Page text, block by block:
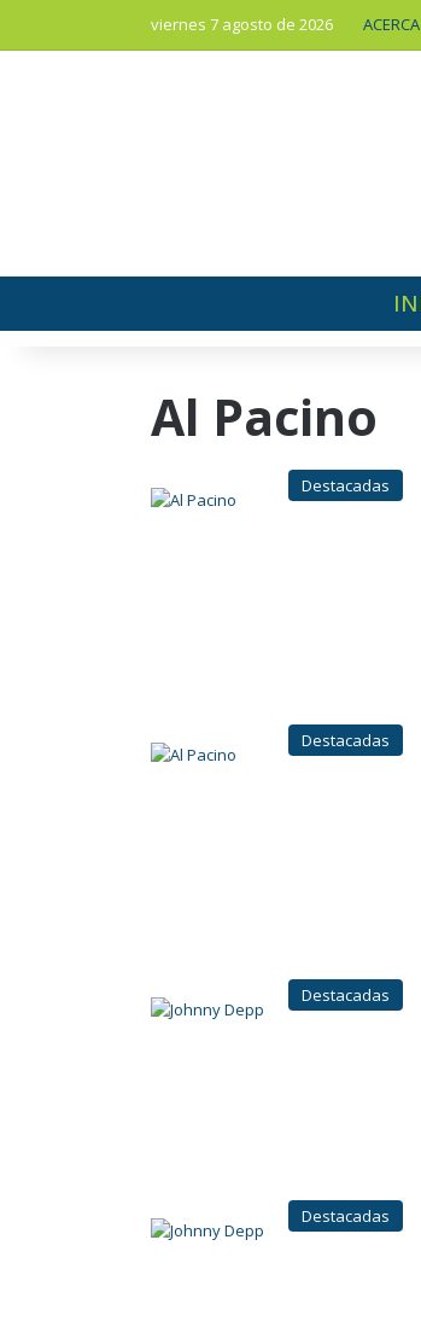
viernes 7 agosto de 2026
Al Pacino
Destacadas
Destacadas
Destacadas
Destacadas